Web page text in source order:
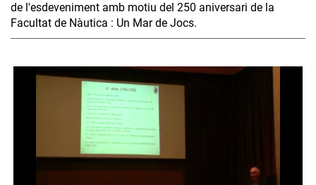
de l'esdeveniment amb motiu del 250 aniversari de la
Facultat de Nàutica : Un Mar de Jocs.